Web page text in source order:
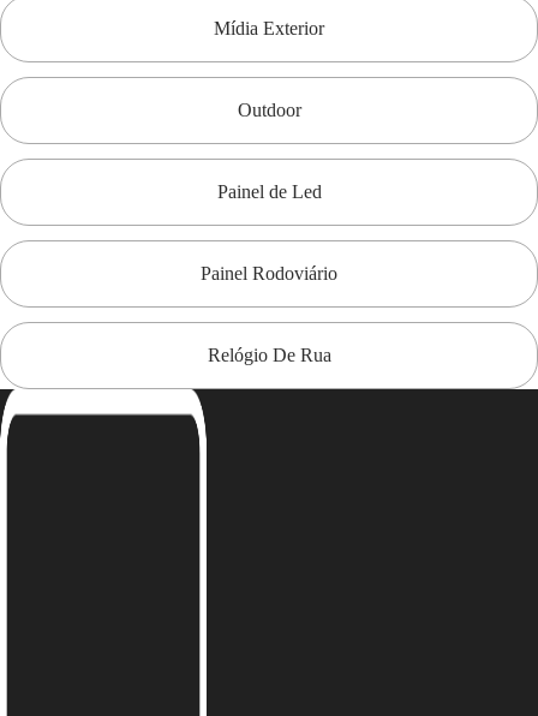
Mídia Exterior
Outdoor
Painel de Led
Painel Rodoviário
Relógio De Rua